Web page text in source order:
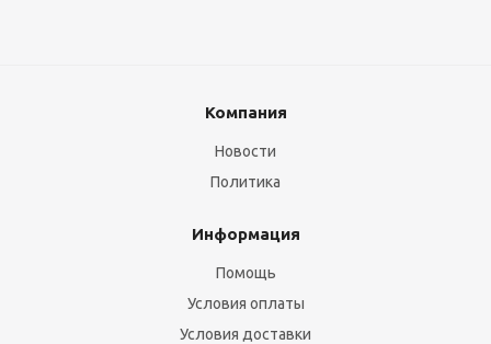
Компания
Новости
Политика
Информация
Помощь
Условия оплаты
Условия доставки